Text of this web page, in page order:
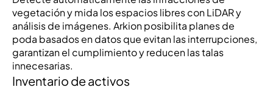
vegetación y mida los espacios libres con LiDAR y
análisis de imágenes. Arkion posibilita planes de
poda basados en datos que evitan las interrupciones,
garantizan el cumplimiento y reducen las talas
innecesarias.
Inventario de activos